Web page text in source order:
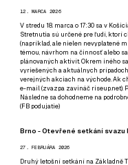
12. MARCA 2026
V stredu 18. marca o 17:30 sa v
Stretnutia sú určené pre ľudí, ktorí
(napríklad, ale nielen nevyplatené
témou, návrhom na činnosť alebo
plánovaných aktivít. Okrem iného
vyriešených a aktuálnych
verejných akciach na východe. Ak
e-mail (zvazpa zavináč riseup.net).
Následne sa dohodneme na
(FB podujatie)
Brno - Otevřené setkání svazu
27. FEBRUÁRA 2026
Druhý letošní setkání na Základně